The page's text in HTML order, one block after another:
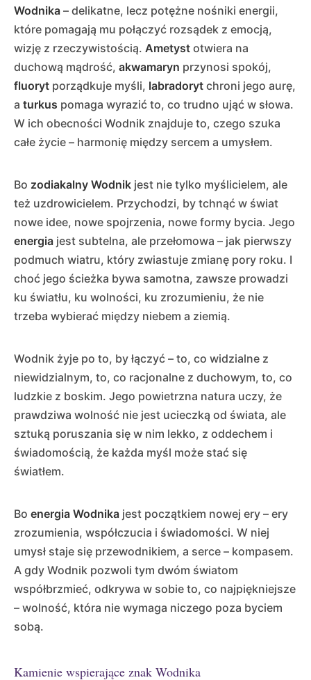
Wodnika – delikatne, lecz potężne nośniki energii,
które pomagają mu połączyć rozsądek z emocją,
wizję z rzeczywistością. Ametyst otwiera na
duchową mądrość, akwamaryn przynosi spokój,
fluoryt porządkuje myśli, labradoryt chroni jego aurę,
a turkus pomaga wyrazić to, co trudno ująć w słowa.
W ich obecności Wodnik znajduje to, czego szuka
całe życie – harmonię między sercem a umysłem.
Bo zodiakalny Wodnik jest nie tylko myślicielem, ale
też uzdrowicielem. Przychodzi, by tchnąć w świat
nowe idee, nowe spojrzenia, nowe formy bycia. Jego
energia jest subtelna, ale przełomowa – jak pierwszy
podmuch wiatru, który zwiastuje zmianę pory roku. I
choć jego ścieżka bywa samotna, zawsze prowadzi
ku światłu, ku wolności, ku zrozumieniu, że nie
trzeba wybierać między niebem a ziemią.
Wodnik żyje po to, by łączyć – to, co widzialne z
niewidzialnym, to, co racjonalne z duchowym, to, co
ludzkie z boskim. Jego powietrzna natura uczy, że
prawdziwa wolność nie jest ucieczką od świata, ale
sztuką poruszania się w nim lekko, z oddechem i
świadomością, że każda myśl może stać się
światłem.
Bo energia Wodnika jest początkiem nowej ery – ery
zrozumienia, współczucia i świadomości. W niej
umysł staje się przewodnikiem, a serce – kompasem.
A gdy Wodnik pozwoli tym dwóm światom
współbrzmieć, odkrywa w sobie to, co najpiękniejsze
– wolność, która nie wymaga niczego poza byciem
sobą.
Kamienie wspierające znak Wodnika